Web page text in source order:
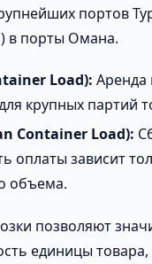
портов
в порты Омана.
Load): Аренда
крупных партий
Container Load):
оплаты зависит
объема.
позволяют
единицы товара,